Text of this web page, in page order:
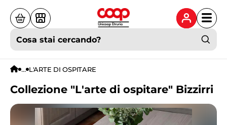
Cosa stai cercando?
... L'ARTE DI OSPITARE
Collezione "L'arte di ospitare" Bizzirri